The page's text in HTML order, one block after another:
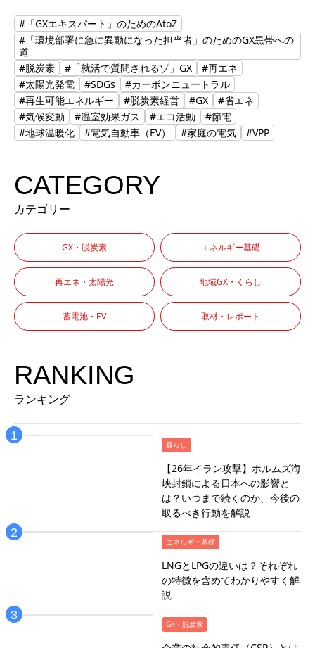
#「GXエキスパート」のためのAtoZ
#「環境部署に急に異動になった担当者」のためのGX黒帯への
道
#脱炭素
#「就活で質問されるゾ」GX
#再エネ
#太陽光発電
#SDGs
#カーボンニュートラル
#再生可能エネルギー
#脱炭素経営 #GX
#省エネ
#気候変動
#温室効果ガス #エコ活動
#節電
#地球温暖化
#電気自動車（EV） #家庭の電気 #VPP
CATEGORY
カテゴリー
GX・脱炭素 エネルギー基礎
再エネ・太陽光 地域GX・くらし
蓄電池・EV 取材・レポート
RANKING
ランキング
暮らし
【26年イラン攻撃】ホルムズ海
峡封鎖による日本への影響と
は？いつまで続くのか、今後の
取るべき行動を解説
エネルギー基礎
LNGとLPGの違いは？それぞれ
の特徴を含めてわかりやすく解
説
GX・脱炭素